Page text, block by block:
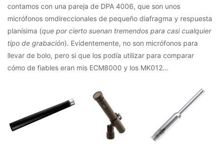
contamos con una pareja de DPA 4006, que son unos
micrófonos omdireccionales de pequeño diafragma y respuesta
planísima (que por cierto suenan tremendos para casi cualquier
tipo de grabación). Evidentemente, no son micrófonos para
llevar de bolo, pero si que los podía utilizar para comparar
cómo de fiables eran mis ECM8000 y los MK012…